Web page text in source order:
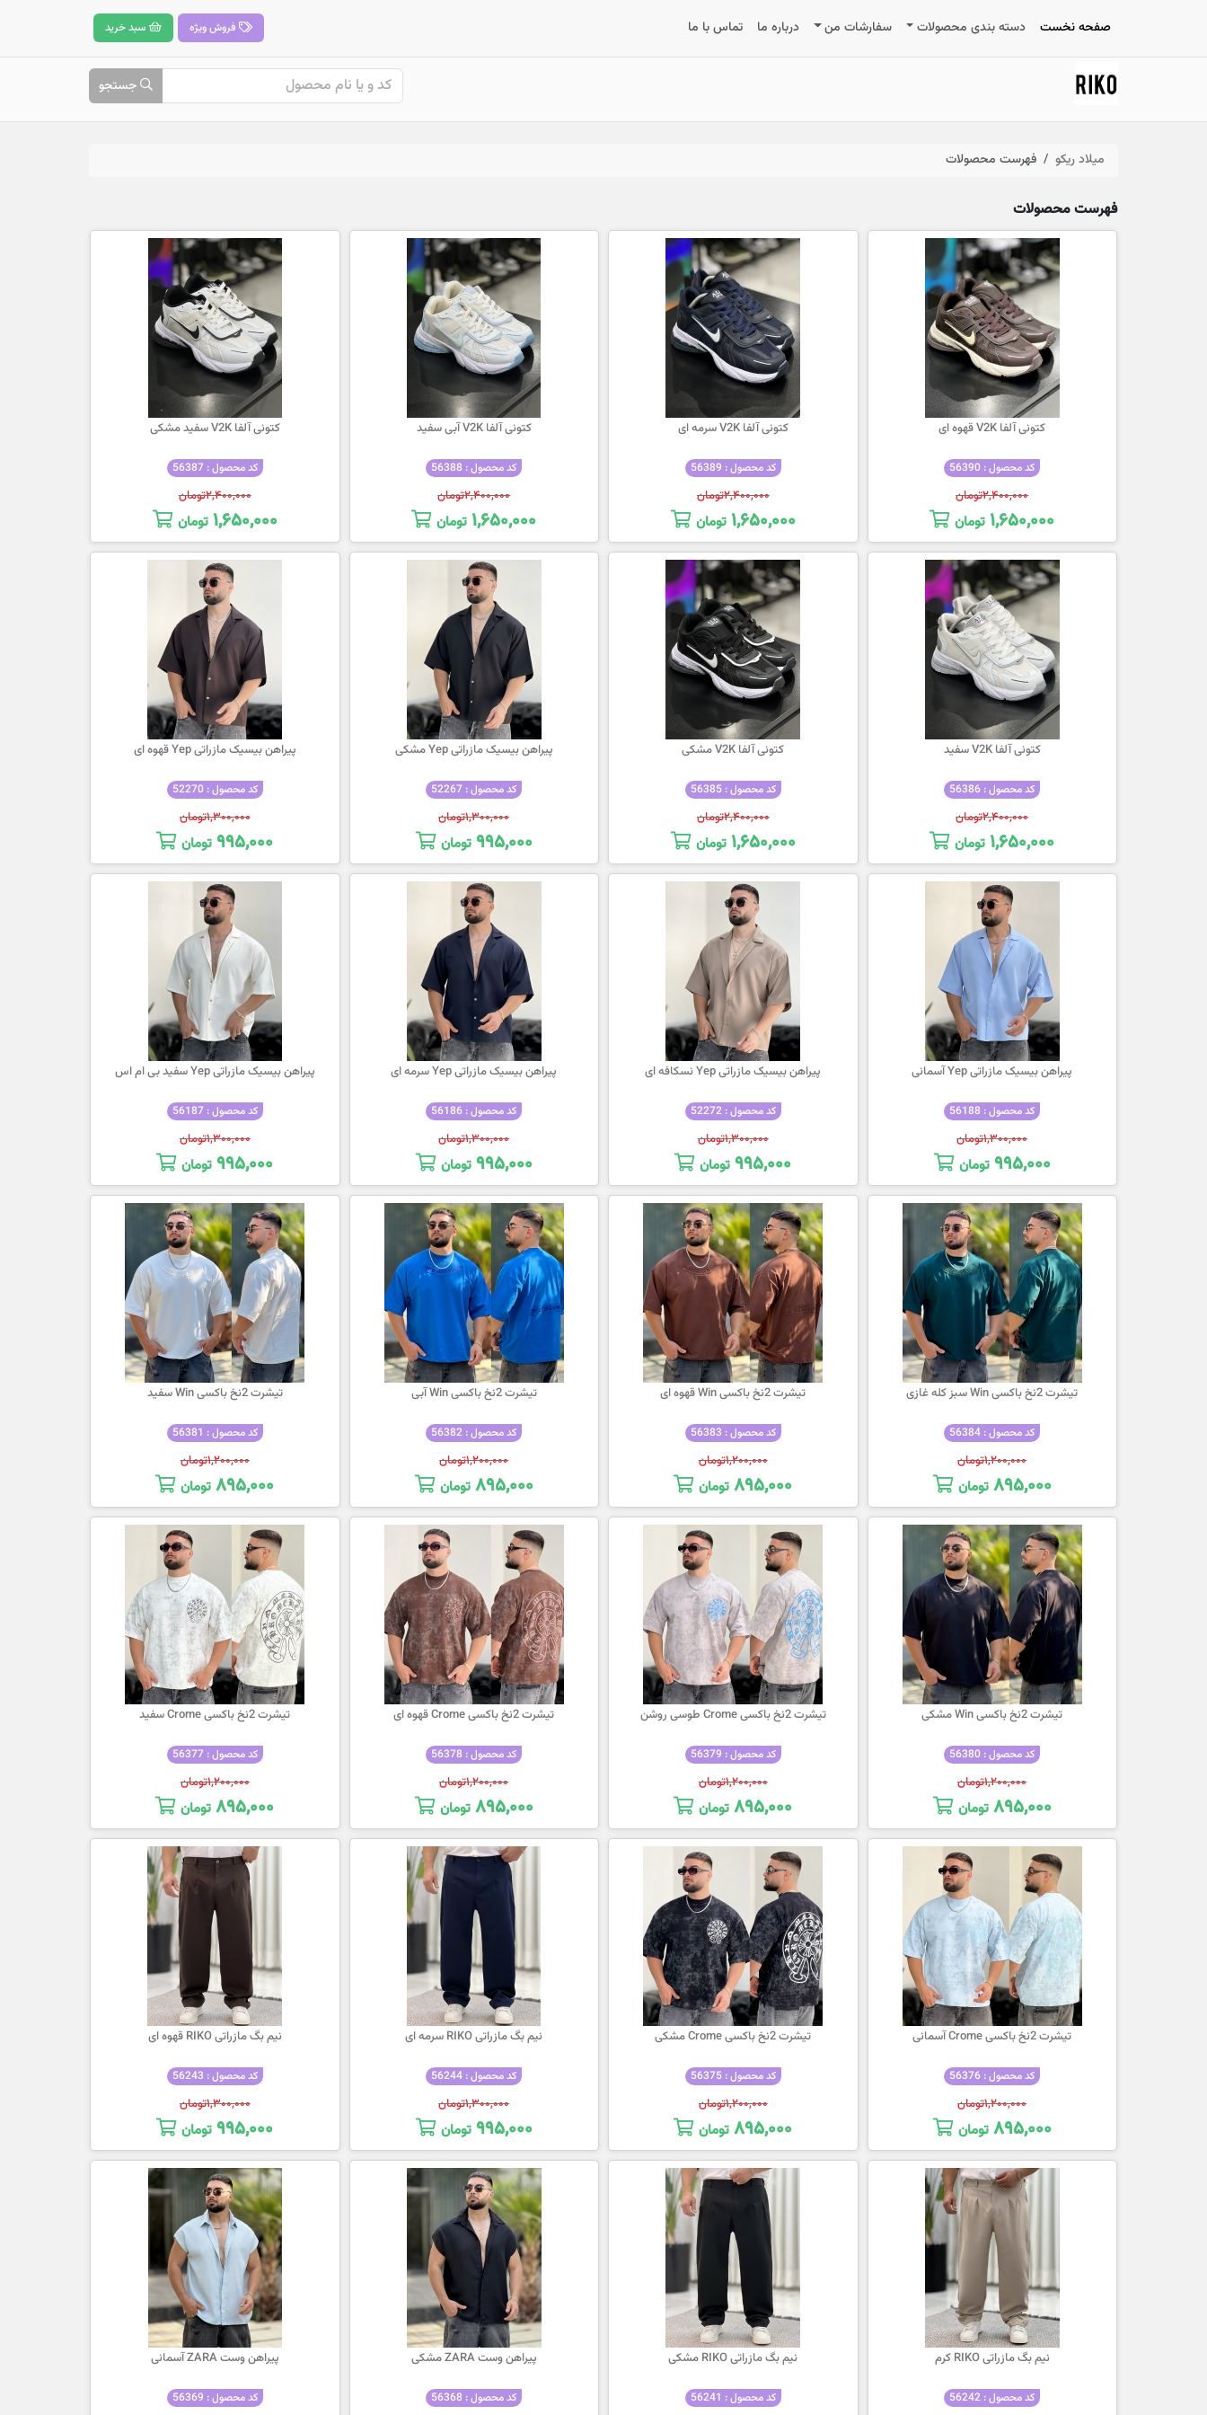
صفحه نخست دسته بندی محصولات سفارشات من درباره ما تماس با ما فروش ویژه سبد خرید
جستجو
میلاد ریکو فهرست محصولات
فهرست محصولات
کتونی آلفا V2K قهوه ای
کد محصول : 56390
۲,۴۰۰,۰۰۰تومان
۱,۶۵۰,۰۰۰ تومان
کتونی آلفا V2K سرمه ای
کد محصول : 56389
۲,۴۰۰,۰۰۰تومان
۱,۶۵۰,۰۰۰ تومان
کتونی آلفا V2K آبی سفید
کد محصول : 56388
۲,۴۰۰,۰۰۰تومان
۱,۶۵۰,۰۰۰ تومان
کتونی آلفا V2K سفید مشکی
کد محصول : 56387
۲,۴۰۰,۰۰۰تومان
۱,۶۵۰,۰۰۰ تومان
کتونی آلفا V2K سفید
کد محصول : 56386
۲,۴۰۰,۰۰۰تومان
۱,۶۵۰,۰۰۰ تومان
کتونی آلفا V2K مشکی
کد محصول : 56385
۲,۴۰۰,۰۰۰تومان
۱,۶۵۰,۰۰۰ تومان
پیراهن بیسیک مازراتی Yep مشکی
کد محصول : 52267
۱,۳۰۰,۰۰۰تومان
۹۹۵,۰۰۰ تومان
پیراهن بیسیک مازراتی Yep قهوه ای
کد محصول : 52270
۱,۳۰۰,۰۰۰تومان
۹۹۵,۰۰۰ تومان
پیراهن بیسیک مازراتی Yep آسمانی
کد محصول : 56188
۱,۳۰۰,۰۰۰تومان
۹۹۵,۰۰۰ تومان
پیراهن بیسیک مازراتی Yep نسکافه ای
کد محصول : 52272
۱,۳۰۰,۰۰۰تومان
۹۹۵,۰۰۰ تومان
پیراهن بیسیک مازراتی Yep سرمه ای
کد محصول : 56186
۱,۳۰۰,۰۰۰تومان
۹۹۵,۰۰۰ تومان
پیراهن بیسیک مازراتی Yep سفید بی ام اس
کد محصول : 56187
۱,۳۰۰,۰۰۰تومان
۹۹۵,۰۰۰ تومان
تیشرت 2نخ باکسی Win سبز کله غازی
کد محصول : 56384
۱,۲۰۰,۰۰۰تومان
۸۹۵,۰۰۰ تومان
تیشرت 2نخ باکسی Win قهوه ای
کد محصول : 56383
۱,۲۰۰,۰۰۰تومان
۸۹۵,۰۰۰ تومان
تیشرت 2نخ باکسی Win آبی
کد محصول : 56382
۱,۲۰۰,۰۰۰تومان
۸۹۵,۰۰۰ تومان
تیشرت 2نخ باکسی Win سفید
کد محصول : 56381
۱,۲۰۰,۰۰۰تومان
۸۹۵,۰۰۰ تومان
تیشرت 2نخ باکسی Win مشکی
کد محصول : 56380
۱,۲۰۰,۰۰۰تومان
۸۹۵,۰۰۰ تومان
تیشرت 2نخ باکسی Crome طوسی روشن
کد محصول : 56379
۱,۲۰۰,۰۰۰تومان
۸۹۵,۰۰۰ تومان
تیشرت 2نخ باکسی Crome قهوه ای
کد محصول : 56378
۱,۲۰۰,۰۰۰تومان
۸۹۵,۰۰۰ تومان
تیشرت 2نخ باکسی Crome سفید
کد محصول : 56377
۱,۲۰۰,۰۰۰تومان
۸۹۵,۰۰۰ تومان
تیشرت 2نخ باکسی Crome آسمانی
کد محصول : 56376
۱,۲۰۰,۰۰۰تومان
۸۹۵,۰۰۰ تومان
تیشرت 2نخ باکسی Crome مشکی
کد محصول : 56375
۱,۲۰۰,۰۰۰تومان
۸۹۵,۰۰۰ تومان
نیم بگ مازراتی RIKO سرمه ای
کد محصول : 56244
۱,۳۰۰,۰۰۰تومان
۹۹۵,۰۰۰ تومان
نیم بگ مازراتی RIKO قهوه ای
کد محصول : 56243
۱,۳۰۰,۰۰۰تومان
۹۹۵,۰۰۰ تومان
نیم بگ مازراتی RIKO کرم
کد محصول : 56242
نیم بگ مازراتی RIKO مشکی
کد محصول : 56241
پیراهن وست ZARA مشکی
کد محصول : 56368
پیراهن وست ZARA آسمانی
کد محصول : 56369